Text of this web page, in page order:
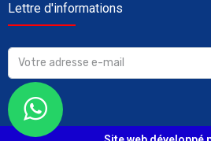
Lettre d'informations